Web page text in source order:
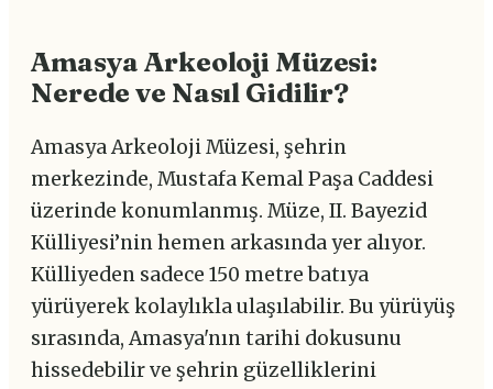
Amasya Arkeoloji Müzesi:
Nerede ve Nasıl Gidilir?
Amasya Arkeoloji Müzesi, şehrin
merkezinde, Mustafa Kemal Paşa Caddesi
üzerinde konumlanmış. Müze, II. Bayezid
Külliyesi’nin hemen arkasında yer alıyor.
Külliyeden sadece 150 metre batıya
yürüyerek kolaylıkla ulaşılabilir. Bu yürüyüş
sırasında, Amasya'nın tarihi dokusunu
hissedebilir ve şehrin güzelliklerini